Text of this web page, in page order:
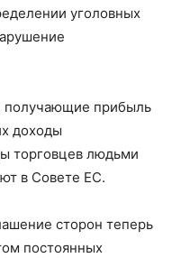
уголовных
получающие прибыль
доходы
торговцев людьми
в Совете ЕС.
сторон теперь
постоянных